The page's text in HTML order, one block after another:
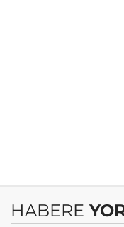
HABERE